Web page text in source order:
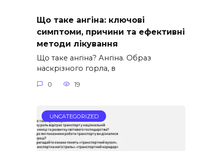
Що таке ангіна: ключові
симптоми, причини та ефективні
методи лікування
Що таке ангіна? Ангіна. Образ
наскрізного горла, в
0 19
UNCATEGORIZED